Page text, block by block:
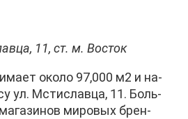
11, ст. м. Во­сток
око­ло 97,000 м2 и на­
ул. Мсти­слав­ца, 11. Боль­
ми­ро­вых брен­